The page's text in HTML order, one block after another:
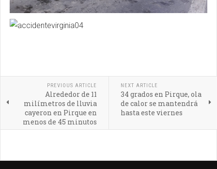
PREVIOUS ARTICLE
Alrededor de 11
milímetros de lluvia
cayeron en Pirque en
menos de 45 minutos
NEXT ARTICLE
34 grados en Pirque, ola
de calor se mantendrá
hasta este viernes